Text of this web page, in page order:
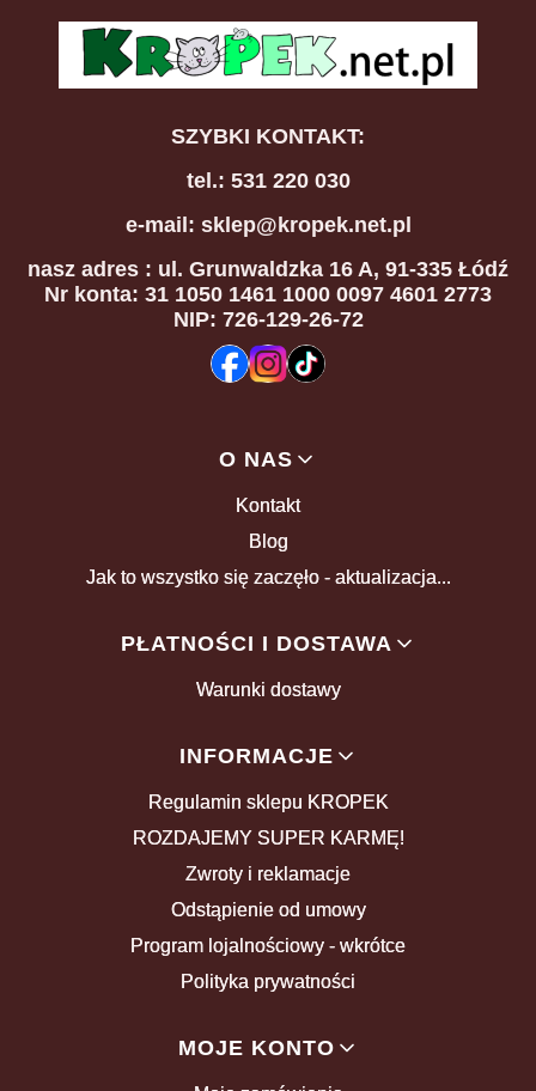
SZYBKI KONTAKT:
tel.: 531 220 030
e-mail: sklep@kropek.net.pl
nasz adres : ul. Grunwaldzka 16 A, 91-335 Łódź
Nr konta: 31 1050 1461 1000 0097 4601 2773
NIP: 726-129-26-72
O NAS
Kontakt
Blog
Jak to wszystko się zaczęło - aktualizacja...
PŁATNOŚCI I DOSTAWA
Warunki dostawy
INFORMACJE
Regulamin sklepu KROPEK
ROZDAJEMY SUPER KARMĘ!
Zwroty i reklamacje
Odstąpienie od umowy
Program lojalnościowy - wkrótce
Polityka prywatności
MOJE KONTO